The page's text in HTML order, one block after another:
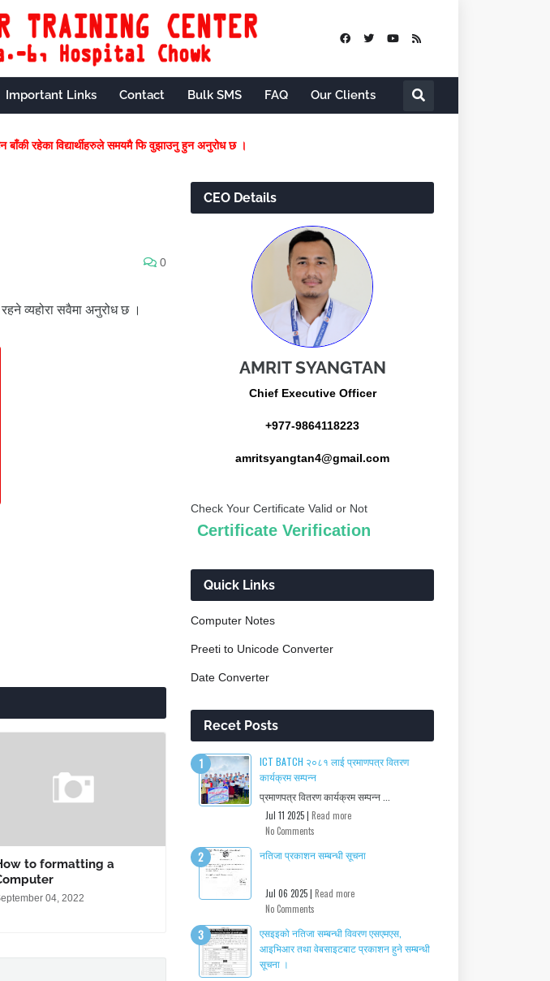
Important Links Contact Bulk SMS FAQ Our Clients
फि बुझाउन बाँकी रहेका विद्यार्थीहरुले समयमै फि वुझाउनु हुन अनुरोध छ ।
0
व्यहोरा सवैमा अनुरोध छ ।
to formatting a
04, 2022
CEO Details
AMRIT SYANGTAN
Chief Executive Officer
+977-9864118223
amritsyangtan4@gmail.com
Check Your Certificate Valid or Not
Certificate Verification
Quick Links
Computer Notes
Preeti to Unicode Converter
Date Converter
Recet Posts
ICT BATCH २०८१ लाई प्रमाणपत्र वितरण
कार्यक्रम सम्पन्न
प्रमाणपत्र वितरण कार्यक्रम सम्पन्न ...
Jul 11 2025 | Read more
No Comments
नतिजा प्रकाशन सम्बन्धी सूचना
Jul 06 2025 | Read more
No Comments
एसइइको नतिजा सम्बन्धी विवरण एसएमएस,
आइभिआर तथा वेबसाइटबाट प्रकाशन हुने सम्बन्धी
सूचना ।